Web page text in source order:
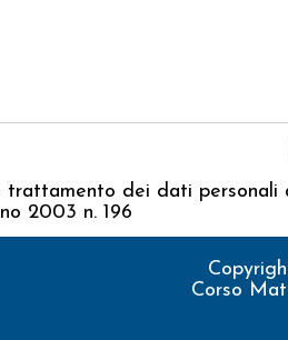
trattamento dei dati personali
2003 n. 196
Corso